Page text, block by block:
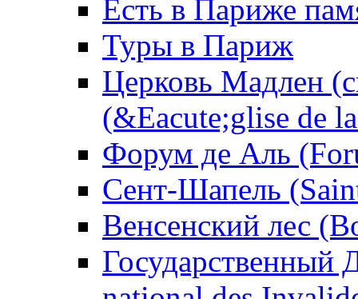
Есть в Париже
Туры в Париж
Церковь Мадлен
(&Eacute;glise de
Форум де Аль
Сент-Шапель
Венсенский лес